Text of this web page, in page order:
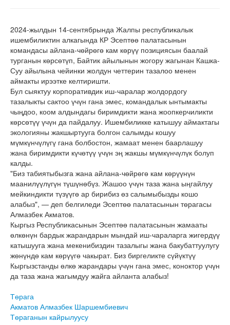
2024-жылдын 14-сентябрында Жалпы республикалык
ишембиликтин алкагында КР Эсептөө палатасынын
командасы айлана-чөйрөгө кам көрүү позициясын баалай
турганын көрсөтүп, Байтик айылынын жогору жагынан Кашка-
Суу айылына чейинки жолдун четтерин тазалоо менен
аймакты ирээтке келтиришти.
Бул сыяктуу корпоративдик иш-чаралар жолдордогу
тазалыкты сактоо үчүн гана эмес, командалык ынтымакты
чыңдоо, коом алдындагы биримдикти жана жоопкерчиликти
көрсөтүү үчүн да пайдалуу. Ишембиликке катышуу аймактагы
экологияны жакшыртууга болгон салымды кошуу
мүмкүнчүлүгү гана болбостон, жамаат менен баарлашуу
жана биримдикти күчөтүү үчүн эң жакшы мүмкүнчүлүк болуп
калды.
"Биз табиятыбызга жана айлана-чөйрөгө кам көрүүнүн
маанилүүлүгүн түшүнөбүз. Жашоо үчүн таза жана ыңгайлуу
мейкиндикти түзүүгө ар бирибиз өз салымыбызды кошо
алабыз", — деп белгиледи Эсептөө палатасынын төрагасы
Алмазбек Акматов.
Кыргыз Республикасынын Эсептөө палатасынын жамааты
өлкөнүн бардык жарандарын мындай иш-чараларга жигердүү
катышууга жана мекенибиздин тазалыгы жана бакубаттуулугу
жөнүндө кам көрүүгө чакырат. Биз биргеликте сүйүктүү
Кыргызстанды өлкө жарандары үчүн гана эмес, коноктор үчүн
да таза жана жагымдуу жайга айланта алабыз!
Төрага
Акматов Алмазбек Шаршембиевич
Төраганын кайрылуусу